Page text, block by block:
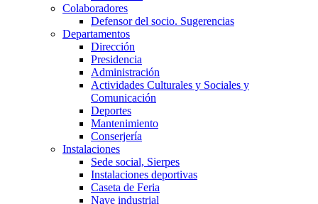
Colaboradores
Defensor del socio. Sugerencias
Departamentos
Dirección
Presidencia
Administración
Actividades Culturales y Sociales y
Comunicación
Deportes
Mantenimiento
Conserjería
Instalaciones
Sede social, Sierpes
Instalaciones deportivas
Caseta de Feria
Nave industrial